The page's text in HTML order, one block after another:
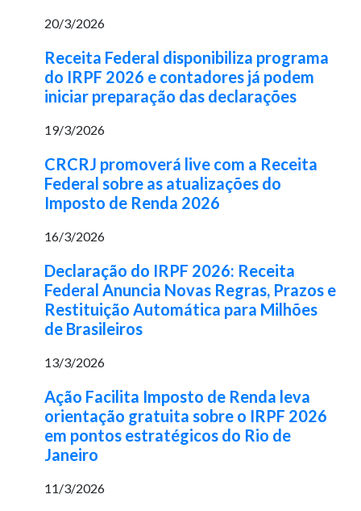
20/3/2026
Receita Federal disponibiliza programa
do IRPF 2026 e contadores já podem
iniciar preparação das declarações
19/3/2026
CRCRJ promoverá live com a Receita
Federal sobre as atualizações do
Imposto de Renda 2026
16/3/2026
Declaração do IRPF 2026: Receita
Federal Anuncia Novas Regras, Prazos e
Restituição Automática para Milhões
de Brasileiros
13/3/2026
Ação Facilita Imposto de Renda leva
orientação gratuita sobre o IRPF 2026
em pontos estratégicos do Rio de
Janeiro
11/3/2026